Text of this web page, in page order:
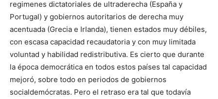
regimenes dictatoriales de ultraderecha (España y
Portugal) y gobiernos autoritarios de derecha muy
acentuada (Grecia e Irlanda), tienen estados muy débiles,
con escasa capacidad recaudatoria y con muy limitada
voluntad y habilidad redistributiva. Es cierto que durante
la época democrática en todos estos países tal capacidad
mejoró, sobre todo en periodos de gobiernos
socialdemócratas. Pero el retraso era tal que todavía